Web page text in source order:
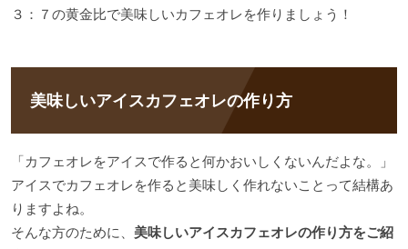
３：７の黄金比で美味しいカフェオレを作りましょう！
美味しいアイスカフェオレの作り方
「カフェオレをアイスで作ると何かおいしくないんだよな。」
アイスでカフェオレを作ると美味しく作れないことって結構あ
りますよね。
そんな方のために、 美味しいアイスカフェオレの作り方をご紹